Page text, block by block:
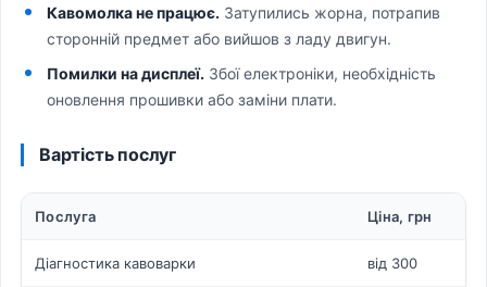
Кавомолка не працює. Затупились жорна, потрапив
сторонній предмет або вийшов з ладу двигун.
Помилки на дисплеї. Збої електроніки, необхідність
оновлення прошивки або заміни плати.
Вартість послуг
Послуга Ціна, грн
Діагностика кавоварки від 300